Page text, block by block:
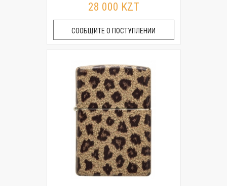
28 000 KZT
СООБЩИТЕ О ПОСТУПЛЕНИИ